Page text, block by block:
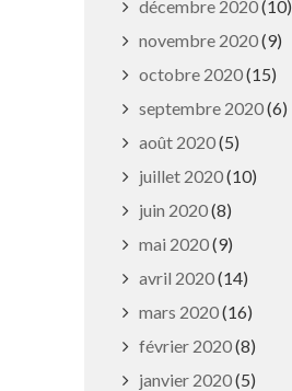
décembre 2020(10)
novembre 2020(9)
octobre 2020(15)
septembre 2020(6)
août 2020(5)
juillet 2020(10)
juin 2020(8)
mai 2020(9)
avril 2020(14)
mars 2020(16)
février 2020(8)
janvier 2020(5)
Espaces fraîcheur
27 juin 2026